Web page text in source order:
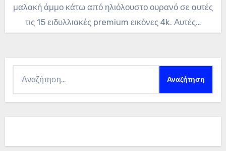
μαλακή άμμο κάτω από ηλιόλουστο ουρανό σε αυτές
τις 15 ειδυλλιακές premium εικόνες 4k. Αυτές…